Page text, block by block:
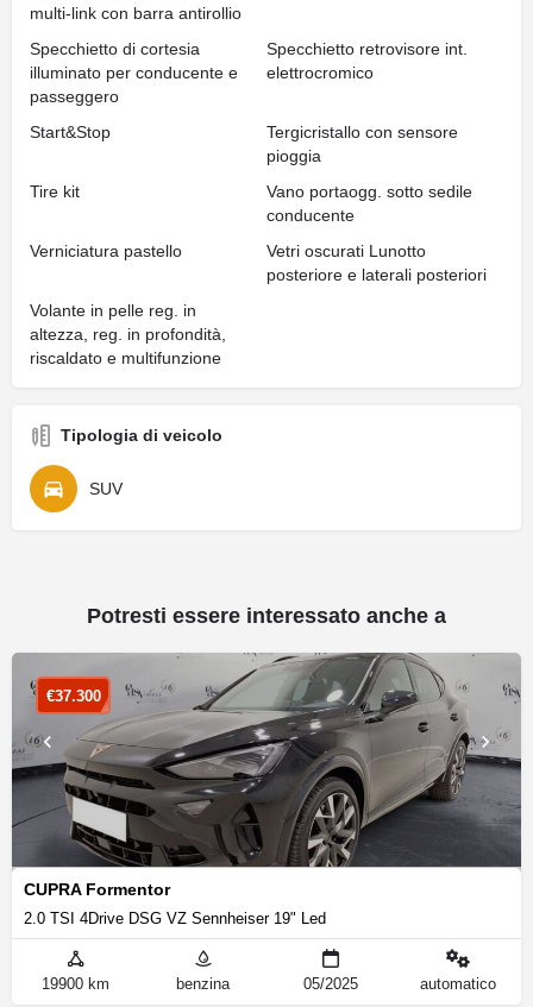
multi-link con barra antirollio
Specchietto di cortesia
illuminato per conducente e
passeggero
Specchietto retrovisore int.
elettrocromico
Start&Stop
Tergicristallo con sensore
pioggia
Tire kit
Vano portaogg. sotto sedile
conducente
Verniciatura pastello
Vetri oscurati Lunotto
posteriore e laterali posteriori
Volante in pelle reg. in
altezza, reg. in profondità,
riscaldato e multifunzione
Tipologia di veicolo
SUV
Potresti essere interessato anche a
CUPRA Formentor
2.0 TSI 4Drive DSG VZ Sennheiser 19" Led
€37.300
19900 km benzina 05/2025 automatico